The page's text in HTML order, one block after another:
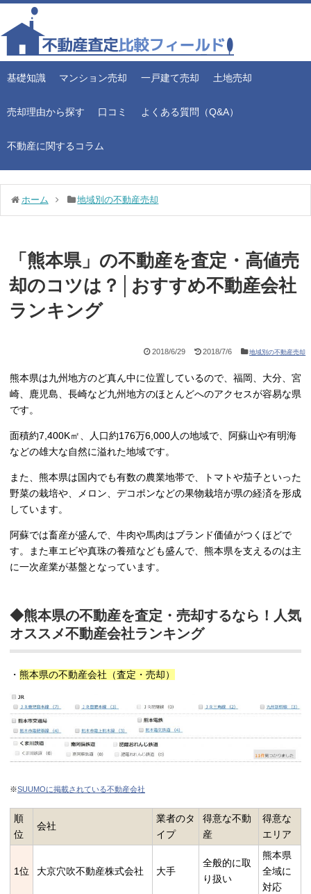
基礎知識 マンション売却 一戸建て売却 土地売却
売却理由から探す 口コミ よくある質問（Q&A）
不動産に関するコラム
ホーム 地域別の不動産売却
「熊本県」の不動産を査定・高値売
却のコツは？│おすすめ不動産会社
ランキング
2018/6/29 2018/7/6 地域別の不動産売却
熊本県は九州地方のど真ん中に位置しているので、福岡、大分、宮
崎、鹿児島、長崎など九州地方のほとんどへのアクセスが容易な県
です。
面積約7,400K㎡、人口約176万6,000人の地域で、阿蘇山や有明海
などの雄大な自然に溢れた地域です。
また、熊本県は国内でも有数の農業地帯で、トマトや茄子といった
野菜の栽培や、メロン、デコポンなどの果物栽培が県の経済を形成
しています。
阿蘇では畜産が盛んで、牛肉や馬肉はブランド価値がつくほどで
す。また車エビや真珠の養殖なども盛んで、熊本県を支えるのは主
に一次産業が基盤となっています。
◆熊本県の不動産を査定・売却するなら！人気
オススメ不動産会社ランキング
・ 熊本県の不動産会社（査定・売却）
※SUUMOに掲載されている不動産会社
順
位
会社
業者のタ
イプ
得意な不動
産
得意な
エリア
1位 大京穴吹不動産株式会社 大手
全般的に取
り扱い
熊本県
全域に
対応